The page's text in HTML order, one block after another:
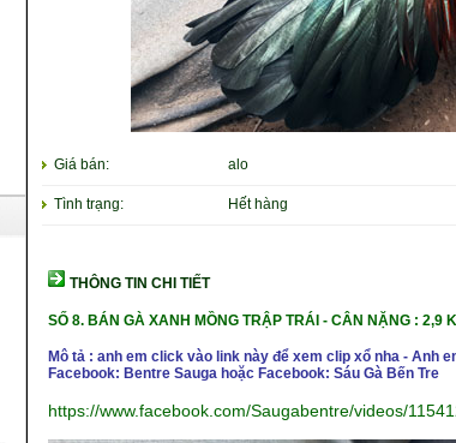
Giá bán: alo
Tình trạng: Hết hàng
THÔNG TIN CHI TIẾT
SỐ 8. BÁN GÀ XANH MỒNG TRẬP TRÁI - CÂN NẶNG : 2,9
Mô tả : anh em click vào link này để xem clip xổ nha - Anh
Facebook: Bentre Sauga hoặc Facebook: Sáu Gà Bến Tre
https://www.facebook.com/Saugabentre/videos/